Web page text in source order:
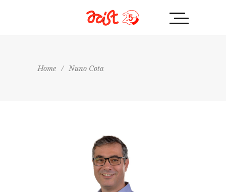
Home / Nuno Cota